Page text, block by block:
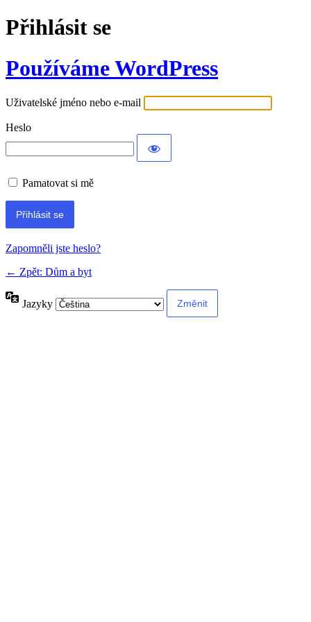
Přihlásit se
Používáme WordPress
Uživatelské jméno nebo e-mail
Heslo
Pamatovat si mě
Alternative:
Zapomněli jste heslo?
← Zpět: Dům a byt
Jazyky